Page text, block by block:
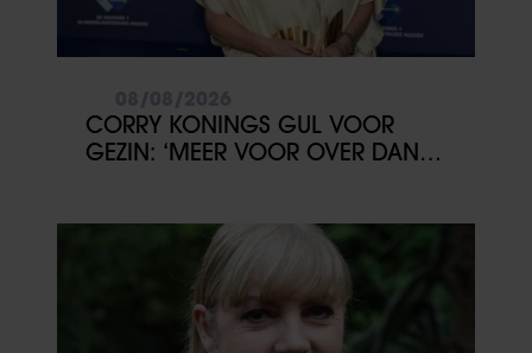
CORRY KONINGS GUL VOOR
GEZIN: ‘MEER VOOR OVER DAN